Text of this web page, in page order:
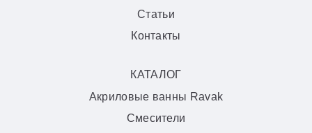
Статьи
Контакты
КАТАЛОГ
Акриловые ванны Ravak
Смесители